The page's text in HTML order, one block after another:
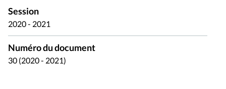
Session
2020 - 2021
Numéro du document
30 (2020 - 2021)